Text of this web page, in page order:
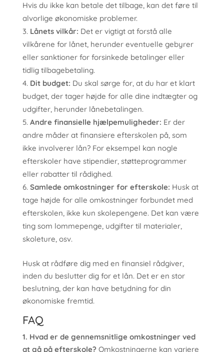
Hvis du ikke kan betale det tilbage, kan det føre til
alvorlige økonomiske problemer.
Lånets vilkår: Det er vigtigt at forstå alle
vilkårene for lånet, herunder eventuelle gebyrer
eller sanktioner for forsinkede betalinger eller
tidlig tilbagebetaling.
Dit budget: Du skal sørge for, at du har et klart
budget, der tager højde for alle dine indtægter og
udgifter, herunder lånebetalingen.
Andre finansielle hjælpemuligheder: Er der
andre måder at finansiere efterskolen på, som
ikke involverer lån? For eksempel kan nogle
efterskoler have stipendier, støtteprogrammer
eller rabatter til rådighed.
Samlede omkostninger for efterskole: Husk at
tage højde for alle omkostninger forbundet med
efterskolen, ikke kun skolepengene. Det kan være
ting som lommepenge, udgifter til materialer,
skoleture, osv.
Husk at rådføre dig med en finansiel rådgiver,
inden du beslutter dig for et lån. Det er en stor
beslutning, der kan have betydning for din
økonomiske fremtid.
FAQ
1. Hvad er de gennemsnitlige omkostninger ved
at gå på efterskole?Omkostningerne kan variere